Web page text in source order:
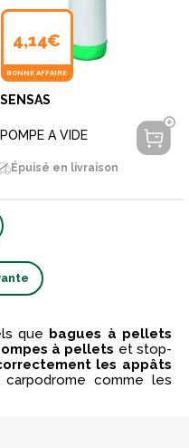
4,14€
BONNE AFFAIRE
SENSAS
POMPE A VIDE
Épuisé en livraison
que bagues à pellets
à pellets et stop-
les appâts
comme les